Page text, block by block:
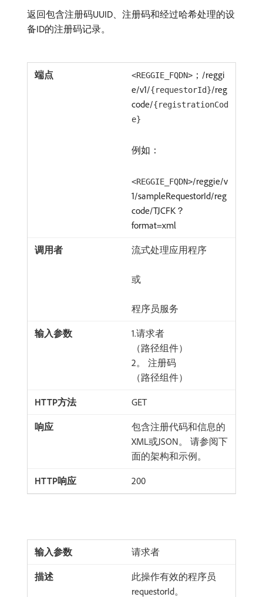
返回包含注册码UUID、注册码和经过哈希处理的设
备ID的注册码记录。
<REGGIE_FQDN> ；/reggi
e/v1/{requestorId}/reg
code/{registrationCod
e}
例如：
<REGGIE_FQDN>/reggie/v
1/sampleRequestorId/reg
code/TJCFK？
format=xml
流式处理应用程序
或
程序员服务
1.请求者
（路径组件）
2。 注册码
（路径组件）
GET
包含注册代码和信息的
XML或JSON。 请参阅下
面的架构和示例。
200
请求者
此操作有效的程序员
requestorId。